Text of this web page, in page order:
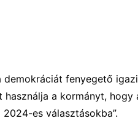
fenyegető
a kormányt,
es választásokba”.